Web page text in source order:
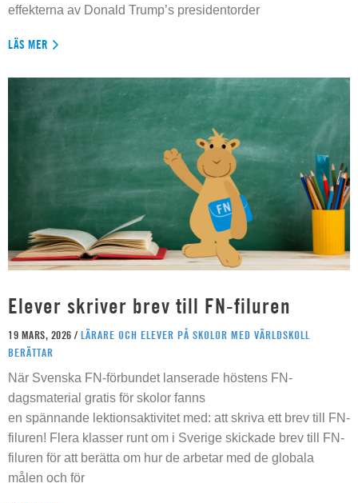
effekterna av Donald Trump’s presidentorder
LÄS MER
Elever skriver brev till FN-filuren
19 MARS, 2026 / LÄRARE OCH ELEVER PÅ SKOLOR MED VÄRLDSKOLL
BERÄTTAR
När Svenska FN-förbundet lanserade höstens FN-
dagsmaterial gratis för skolor fanns
en spännande lektionsaktivitet med: att skriva ett brev till FN-
filuren! Flera klasser runt om i Sverige skickade brev till FN-
filuren för att berätta om hur de arbetar med de globala
målen och för